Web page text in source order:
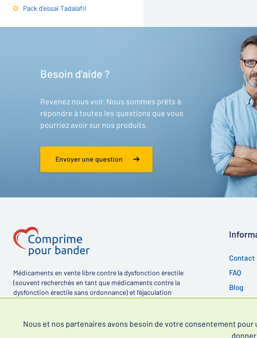
Pack d'essai Tadalafil
Besoin d'aide ?
Revenez nous voir. Nous sommes prêts à
répondre à toutes les questions que vous
pourriez avoir sur nos produits.
Envoyer une question
Médicaments en vente libre contre la dysfonction érectile
(souvent recherchés en tant que médicaments contre la
dysfonction érectile sans ordonnance) et l'éjaculation
Contact
FAQ
Blog
Nous et nos partenaires avons besoin de votre consentement